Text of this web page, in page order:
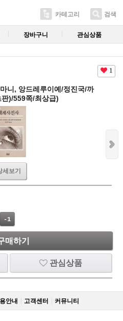
카테고리 검색
장바구니 관심상품
1
니, 앙드레루이예/정진국/까
)/559쪽/최상급)
세보기
-1
매하기
관심상품
안내 고객센터 커뮤니티